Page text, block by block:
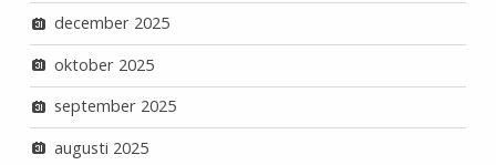
december 2025
oktober 2025
september 2025
augusti 2025